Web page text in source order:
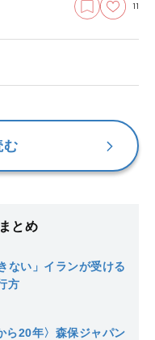
11
む
とめ
ない」イランが受ける
方
ら20年〉森保ジャパン